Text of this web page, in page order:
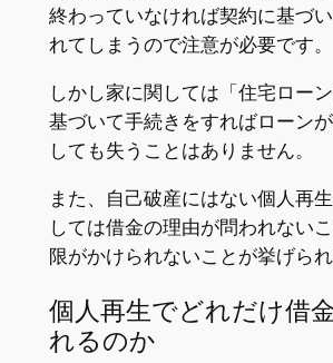
終わっていなければ契約に基づ
れてしまうので注意が必要です。
しかし家に関しては「住宅ロー
基づいて手続きをすればローン
しても失うことはありません。
また、自己破産にはない個人再
しては借金の理由が問われない
限がかけられないことが挙げられ
個人再生でどれだけ借
れるのか